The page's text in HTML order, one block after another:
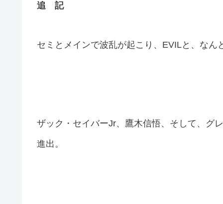
追 記
セミとメインで波乱が起こり、EVILと、な
ザック・セイバーJr、鷹木信悟、そして、グ
進出。